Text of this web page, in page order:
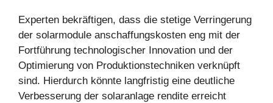
Experten bekräftigen, dass die stetige Verringerung
der solarmodule anschaffungskosten eng mit der
Fortführung technologischer Innovation und der
Optimierung von Produktionstechniken verknüpft
sind. Hierdurch könnte langfristig eine deutliche
Verbesserung der solaranlage rendite erreicht